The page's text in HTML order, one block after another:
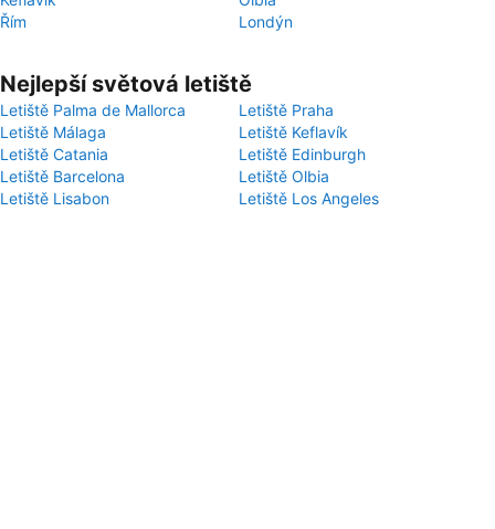
Řím
Londýn
Nejlepší světová letiště
Letiště Palma de Mallorca
Letiště Praha
Letiště Málaga
Letiště Keflavík
Letiště Catania
Letiště Edinburgh
Letiště Barcelona
Letiště Olbia
Letiště Lisabon
Letiště Los Angeles